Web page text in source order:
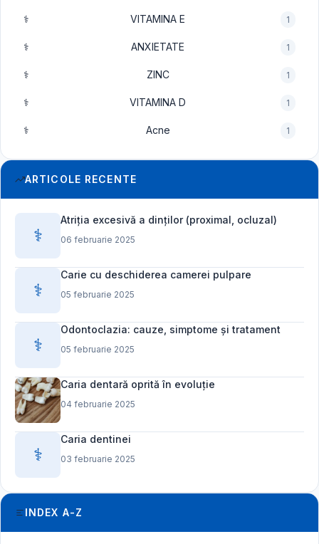
⚕️ VITAMINA E 1
⚕️ ANXIETATE 1
⚕️ ZINC 1
⚕️ VITAMINA D 1
⚕️ Acne 1
ARTICOLE RECENTE
⚕️
Atriția excesivă a dinților (proximal, ocluzal)
06 februarie 2025
⚕️
Carie cu deschiderea camerei pulpare
05 februarie 2025
⚕️
Odontoclazia: cauze, simptome și tratament
05 februarie 2025
Caria dentară oprită în evoluție
04 februarie 2025
⚕️
Caria dentinei
03 februarie 2025
INDEX A-Z